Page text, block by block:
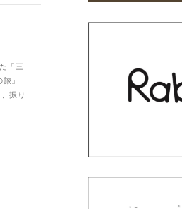
「三
」
振り